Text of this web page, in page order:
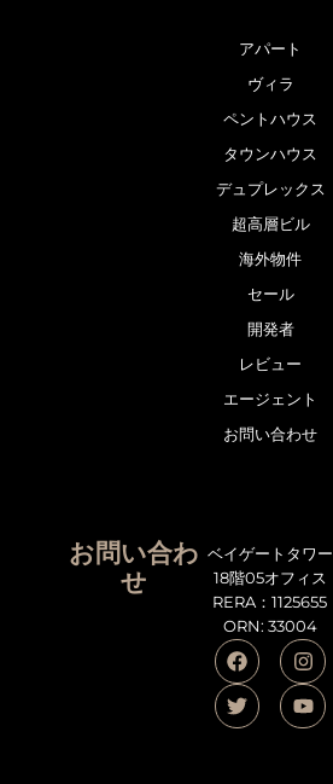
アパート
ヴィラ
ペントハウス
タウンハウス
デュプレックス
超高層ビル
海外物件
セール
開発者
レビュー
エージェント
お問い合わせ
お問い合わ
せ
ベイゲートタワー
18階05オフィス
RERA：1125655
ORN: 33004